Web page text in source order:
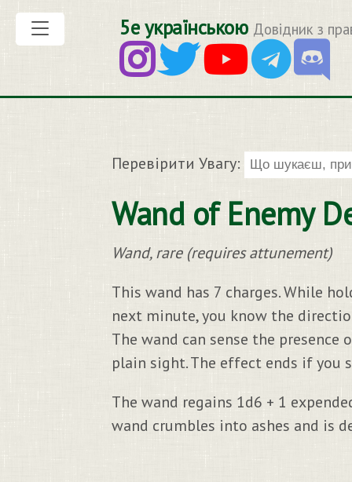
5е українською Довідник з
Перевірити Увагу:
Wand of Enemy
Wand, rare (requires attunement)
This wand has 7 charges. While
next minute, you know the
The wand can sense the
plain sight. The effect ends if you
The wand regains 1d6 + 1
wand crumbles into ashes and is